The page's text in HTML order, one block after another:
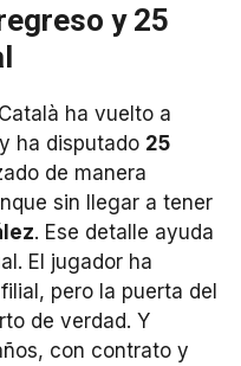
y 25
ha vuelto a
ha disputado 25
de manera
sin llegar a tener
. Ese detalle ayuda
El jugador ha
pero la puerta del
de verdad. Y
con contrato y